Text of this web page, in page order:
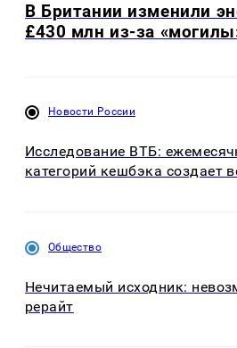
В Британии изменили
£430 млн из-за
Новости России
Исследование ВТБ:
категорий кешбэка создает
Общество
Нечитаемый исходник:
рерайт